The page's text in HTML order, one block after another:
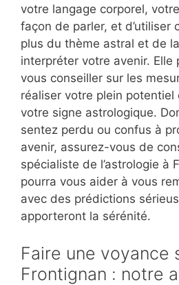
votre langage corporel,
façon de parler, et d’utiliser
plus du thème astral et de
interpréter votre avenir. Elle
vous conseiller sur les
réaliser votre plein potentiel
votre signe astrologique.
sentez perdu ou confus à
avenir, assurez-vous de
spécialiste de l’astrologie à
pourra vous aider à vous
avec des prédictions
apporteront la sérénité.
Faire une voyance
Frontignan : notre